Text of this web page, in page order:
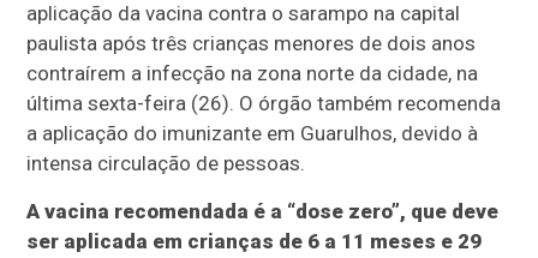
aplicação da vacina contra o sarampo na capital
paulista após três crianças menores de dois anos
contraírem a infecção na zona norte da cidade, na
última sexta-feira (26). O órgão também recomenda
a aplicação do imunizante em Guarulhos, devido à
intensa circulação de pessoas.
A vacina recomendada é a “dose zero”, que deve
ser aplicada em crianças de 6 a 11 meses e 29